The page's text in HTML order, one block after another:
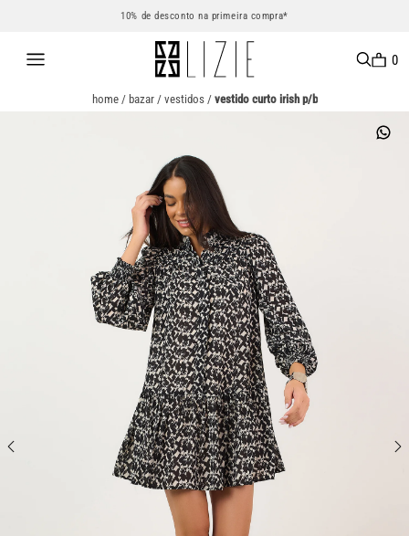
10% de desconto na primeira compra*
0
home/ bazar/ vestidos/ vestido curto irish p/b